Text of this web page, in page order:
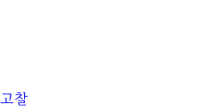
찰